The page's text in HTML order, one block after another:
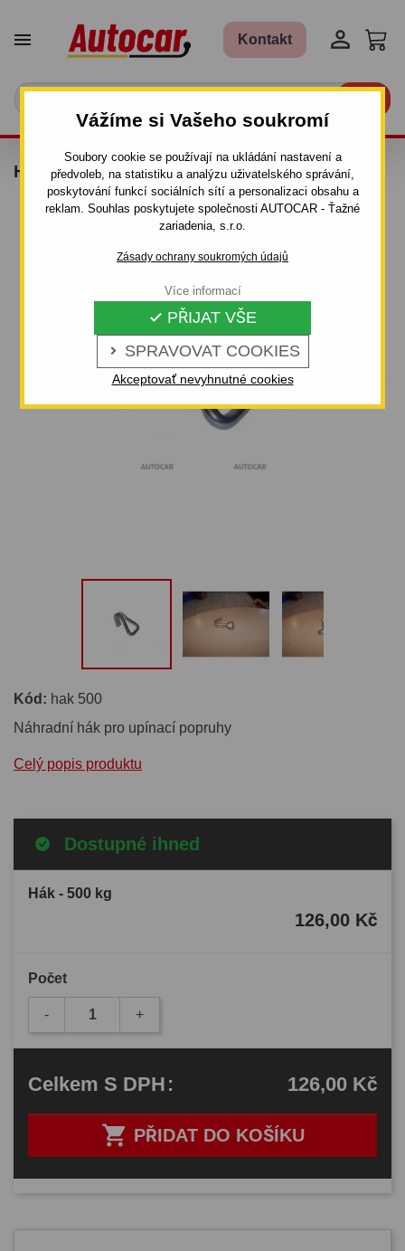
Vážíme si Vašeho soukromí
Soubory cookie se používají na ukládání nastavení a
předvoleb, na statistiku a analýzu uživatelského správání,
poskytování funkcí sociálních sítí a personalizaci obsahu a
reklam. Souhlas poskytujete společnosti AUTOCAR - Ťažné
zariadenia, s.r.o.
Zásady ochrany soukromých údajů
 SPRAVOVAT COOKIES
 PŘIJAT VŠE
Akceptovať nevyhnutné cookies
Více informací
 Kontakt 
HÁK - 500 KG
Kód: hak 500
Náhradní hák pro upínací popruhy
Celý popis produktu
Dostupné ihned
Hák - 500 kg
126,00 Kč
Počet
- +
 PŘIDAT DO KOŠÍKU
Celkem S DPH: 126,00 Kč